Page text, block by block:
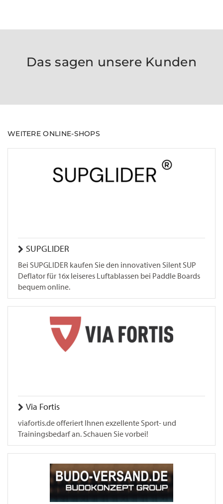
Das sagen unsere Kunden
WEITERE ONLINE-SHOPS
SUPGLIDER
Bei SUPGLIDER kaufen Sie den innovativen Silent SUP
Deflator für 16x leiseres Luftablassen bei Paddle Boards
bequem online.
Via Fortis
viafortis.de offeriert Ihnen exzellente Sport- und
Trainingsbedarf an. Schauen Sie vorbei!